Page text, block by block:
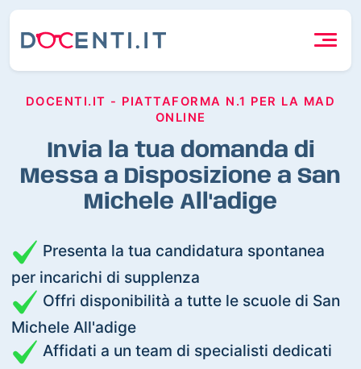
DOCENTI.IT - PIATTAFORMA N.1 PER LA MAD
ONLINE
Invia la tua domanda di
Messa a Disposizione a San
Michele All'adige
Presenta la tua candidatura spontanea
per incarichi di supplenza
Offri disponibilità a tutte le scuole di San
Michele All'adige
Affidati a un team di specialisti dedicati